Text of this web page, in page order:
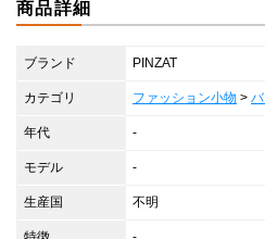
商品詳細
ブランド PINZAT
カテゴリ ファッション小物 >
年代 -
モデル -
生産国 不明